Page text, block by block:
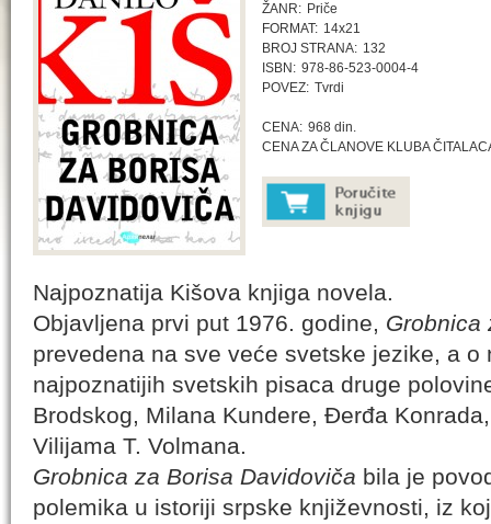
ŽANR: Priče
FORMAT: 14x21
BROJ STRANA: 132
ISBN: 978-86-523-0004-4
POVEZ: Tvrdi
CENA: 968 din.
CENA ZA ČLANOVE KLUBA
Najpoznatija Kišova knjiga novela.
Objavljena prvi put 1976. godine, Grobnica
prevedena na sve veće svetske jezike, a o
najpoznatijih svetskih pisaca druge
Brodskog, Milana Kundere, Đerđa
Vilijama T. Volmana.
Grobnica za Borisa Davidoviča bila je
polemika u istoriji srpske književnosti, iz